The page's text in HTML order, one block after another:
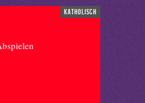
katholisch